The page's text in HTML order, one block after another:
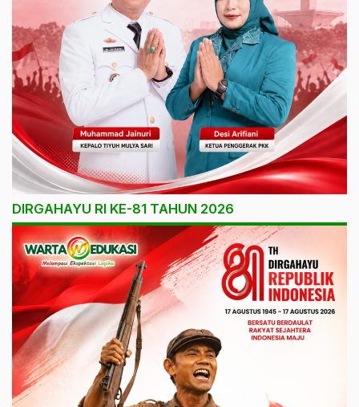
DIRGAHAYU RI KE-81 TAHUN 2026